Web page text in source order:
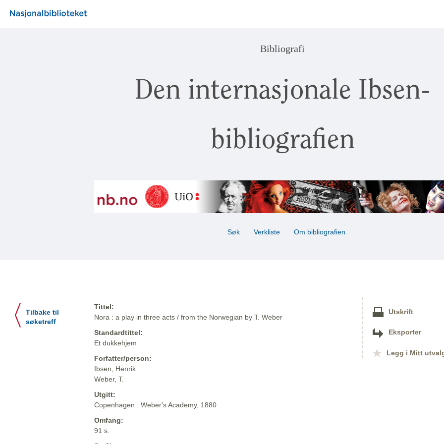
Bibliografi
Den internasjonale Ibsen-
bibliografien
Søk Verkliste Om bibliografien
Tilbake til
søketreff
Tittel:
Nora : a play in three acts / from the Norwegian by T. Weber
Standardtittel:
Et dukkehjem
Forfatter/person:
Ibsen, Henrik
Weber, T.
Utgitt:
Copenhagen : Weber's Academy, 1880
Omfang:
91 s.
Utskrift
Eksporter
Legg i Mitt